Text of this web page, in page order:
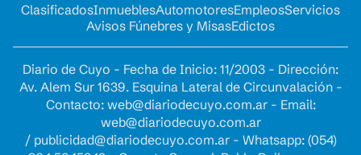
ClasificadosInmueblesAutomotoresEmpleosServicios
Avisos Fúnebres y MisasEdictos
Diario de Cuyo - Fecha de Inicio: 11/2003 - Dirección:
Av. Alem Sur 1639. Esquina Lateral de Circunvalación -
Contacto: web@diariodecuyo.com.ar- Email:
web@diariodecuyo.com.ar
/ publicidad@diariodecuyo.com.ar- Whatsapp: (054)